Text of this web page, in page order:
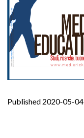
Published 2020-05-04